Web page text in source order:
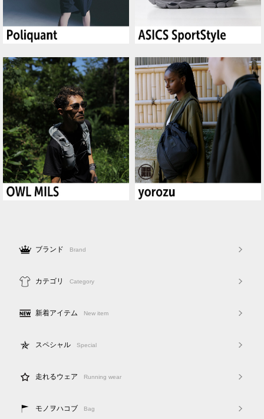
ブランド Brand
カテゴリ Category
新着アイテム New item
スペシャル Special
走れるウェア Running wear
モノヲハコブ Bag